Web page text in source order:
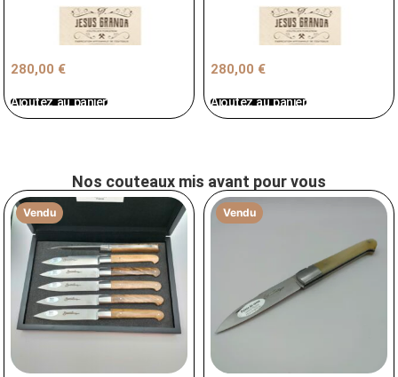
280,00 €
Ajoutez au panier
280,00 €
Ajoutez au panier
Nos couteaux mis avant pour vous
Vendu Vendu